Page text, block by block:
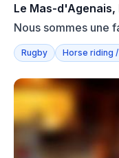
Le Mas-d'Agenais,
Nous sommes une
Mas-d'Age...
Rugby Horse riding